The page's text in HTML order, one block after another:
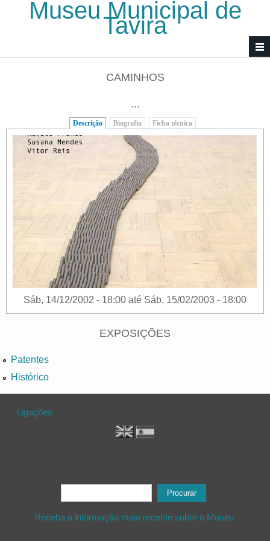
Passar para o conteúdo principal
Museu Municipal de
Tavira
CAMINHOS
...
Descrição (separador ativo)
Biografia Ficha técnica
Sáb, 14/12/2002 - 18:00 até Sáb, 15/02/2003 - 18:00
EXPOSIÇÕES
Patentes
Histórico
Ligações
Formulário de procura
Receba a informação mais recente sobre o Museu